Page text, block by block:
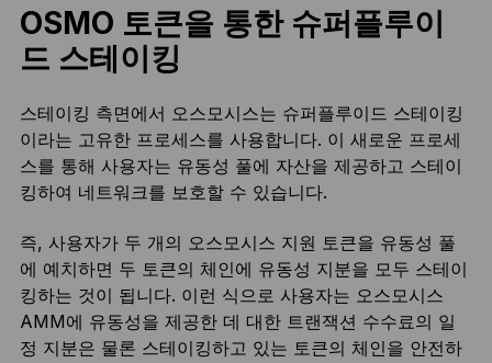
OSMO 토큰을 통한 슈퍼플루이
드 스테이킹
스테이킹 측면에서 오스모시스는 슈퍼플루이드 스테이킹
이라는 고유한 프로세스를 사용합니다. 이 새로운 프로세
스를 통해 사용자는 유동성 풀에 자산을 제공하고 스테이
킹하여 네트워크를 보호할 수 있습니다.
즉, 사용자가 두 개의 오스모시스 지원 토큰을 유동성 풀
에 예치하면 두 토큰의 체인에 유동성 지분을 모두 스테이
킹하는 것이 됩니다. 이런 식으로 사용자는 오스모시스
AMM에 유동성을 제공한 데 대한 트랜잭션 수수료의 일
정 지분은 물론 스테이킹하고 있는 토큰의 체인을 안전하